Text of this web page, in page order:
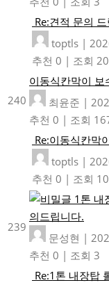
Re:견적 문의
toptls |
추천 0 | 조회
240
이동식칸막이 보
최윤준 |
추천 0 | 조회
Re:이동식칸막
toptls |
추천 0 | 조회
239
1톤 내
의드립니다.
문성현 |
추천 0 | 조회 3
Re:1톤 내장탑